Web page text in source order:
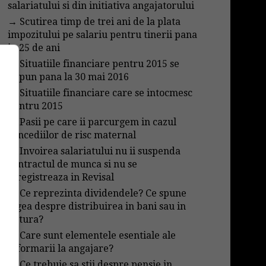
salariatului si din initiativa angajatorului
→ Scutirea timp de trei ani de la plata
impozitului pe salariu pentru tinerii pana
in 25 de ani
Situatiile financiare pentru 2015 se
depun pana la 30 mai 2016
Situatiile financiare care se intocmesc
pentru 2015
→Pasii pe care ii parcurgem in cazul
concediilor de risc maternal
→Invoirea salariatului nu ii suspenda
contractul de munca si nu se
inregistreaza in Revisal
Ce reprezinta dividendele? Ce spune
legea despre distribuirea in bani sau in
natura?
Care sunt elementele esentiale ale
informarii la angajare?